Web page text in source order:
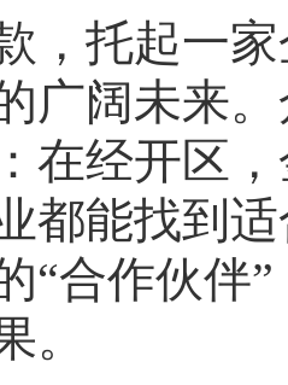
托起一家
广阔未来
在经开区
都能找到
“合作伙伴
。